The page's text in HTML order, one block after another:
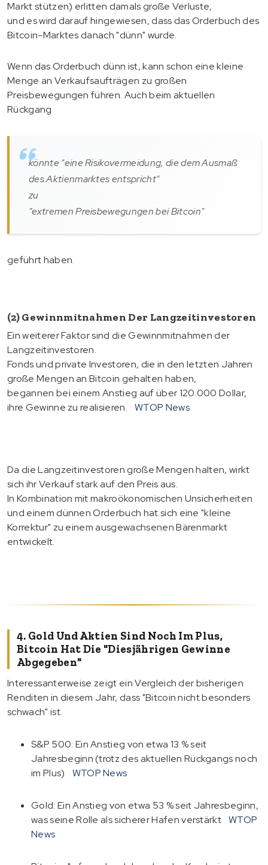
Markt stützen) erlitten damals große Verluste,
und es wird darauf hingewiesen, dass das Orderbuch des
Bitcoin-Marktes danach "dünn" wurde.
Wenn das Orderbuch dünn ist, kann schon eine kleine
Menge an Verkaufsaufträgen zu großen
Preisbewegungen führen. Auch beim aktuellen
Rückgang
könnte "eine Risikovermeidung, die dem Ausmaß
des Aktienmarktes entspricht"
zu
"extremen Preisbewegungen bei Bitcoin"
geführt haben.
(2) Gewinnmitnahmen Der Langzeitinvestoren
Ein weiterer Faktor sind die Gewinnmitnahmen der
Langzeitinvestoren.
Fonds und private Investoren, die in den letzten Jahren
große Mengen an Bitcoin gehalten haben,
begannen bei einem Anstieg auf über 120.000 Dollar,
ihre Gewinne zu realisieren.
WTOP News
Da die Langzeitinvestoren große Mengen halten, wirkt
sich ihr Verkauf stark auf den Preis aus.
In Kombination mit makroökonomischen Unsicherheiten
und einem dünnen Orderbuch hat sich eine "kleine
Korrektur" zu einem ausgewachsenen Bärenmarkt
entwickelt.
4. Gold Und Aktien Sind Noch Im Plus,
Bitcoin Hat Die "diesjährigen Gewinne
Abgegeben"
Interessanterweise zeigt ein Vergleich der bisherigen
Renditen in diesem Jahr, dass "Bitcoin nicht besonders
schwach" ist.
S&P 500: Ein Anstieg von etwa 13 % seit
Jahresbeginn (trotz des aktuellen Rückgangs noch
im Plus)
WTOP News
Gold: Ein Anstieg von etwa 53 % seit Jahresbeginn,
was seine Rolle als sicherer Hafen verstärkt WTOP
News